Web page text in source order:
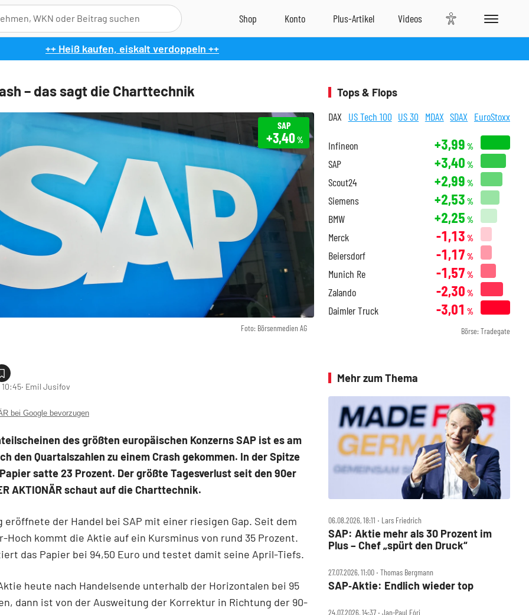
++ Heiß kaufen, eiskalt verdoppeln ++
– das sagt die Charttechnik
Foto: Börsenmedien AG
SAP
+3,40%
‧ Emil Jusifov
bei Google bevorzugen
des größten europäischen Konzerns SAP ist es am
den Quartalszahlen zu einem Crash gekommen. In der Spitze
satte 23 Prozent. Der größte Tagesverlust seit den 90er
AKTIONÄR schaut auf die Charttechnik.
eröffnete der Handel bei SAP mit einer riesigen Gap. Seit dem
Hoch kommt die Aktie auf ein Kursminus von rund 35 Prozent.
das Papier bei 94,50 Euro und testet damit seine April-Tiefs.
heute nach Handelsende unterhalb der Horizontalen bei 95
dann ist von der Ausweitung der Korrektur in Richtung der 90-
Tops & Flops
DAX US Tech 100 US 30 MDAX SDAX EuroStoxx
Infineon +3,99 %
SAP +3,40 %
Scout24 +2,99 %
Siemens +2,53 %
BMW +2,25 %
Merck -1,13 %
Beiersdorf -1,17 %
Munich Re -1,57 %
Zalando -2,30 %
Daimler Truck -3,01 %
Börse: Tradegate
Mehr zum Thema
06.08.2026, 18:11 ‧ Lars Friedrich
SAP: Aktie mehr als 30 Prozent im
Plus – Chef „spürt den Druck“
27.07.2026, 11:00 ‧ Thomas Bergmann
SAP‑Aktie: Endlich wieder top
24.07.2026, 14:37 ‧ Jan-Paul Fóri